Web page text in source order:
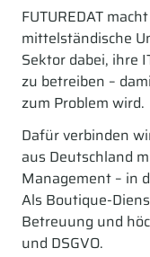
FUTUREDAT
mittelständische
Sektor dabei, ihre
zu betreiben –
zum Problem wird.
Dafür verbinden
aus Deutschland
Management – in
Als Boutique-
Betreuung und
und DSGVO.